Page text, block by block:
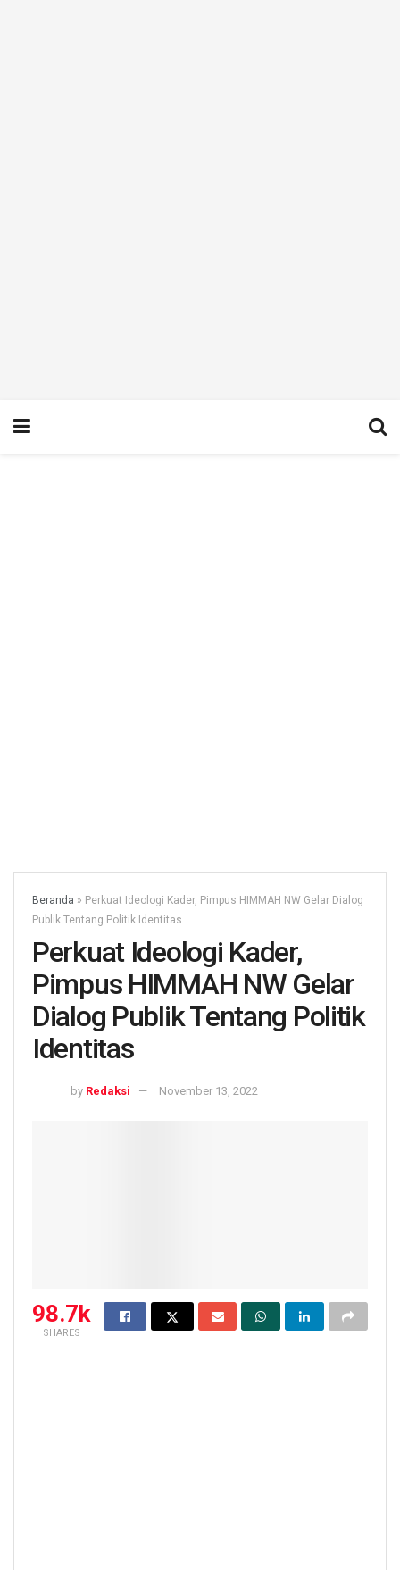
Beranda » Perkuat Ideologi Kader, Pimpus HIMMAH NW Gelar Dialog
Publik Tentang Politik Identitas
Perkuat Ideologi Kader,
Pimpus HIMMAH NW Gelar
Dialog Publik Tentang Politik
Identitas
by Redaksi November 13, 2022
98.7k
SHARES